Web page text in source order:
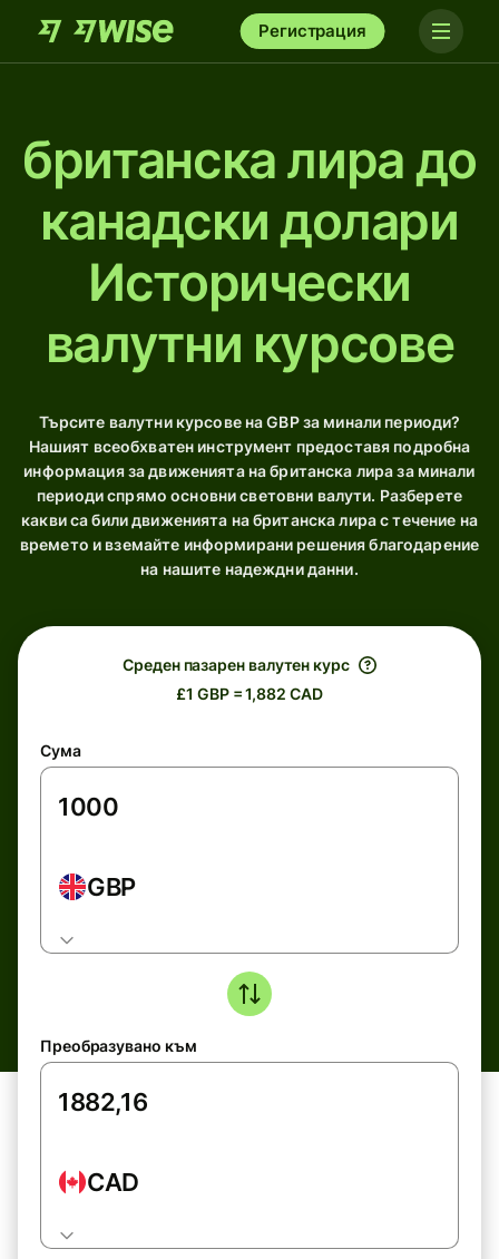
Регистрация
британска лира до
канадски долари
Исторически
валутни курсове
Търсите валутни курсове на GBP за минали периоди?
Нашият всеобхватен инструмент предоставя подробна
информация за движенията на британска лира за минали
периоди спрямо основни световни валути. Разберете
какви са били движенията на британска лира с течение на
времето и вземайте информирани решения благодарение
на нашите надеждни данни.
Среден пазарен валутен курс
£1 GBP = 1,882 CAD
Сума
GBP
Преобразувано към
CAD